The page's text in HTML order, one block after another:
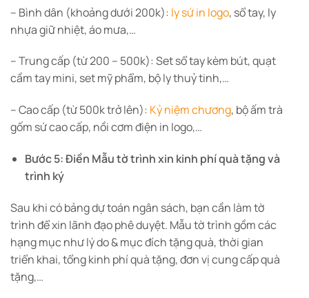
– Bình dân (khoảng dưới 200k): ly sứ in logo, sổ tay, ly
nhựa giữ nhiệt, áo mưa,…
– Trung cấp (từ 200 – 500k): Set sổ tay kèm bút, quạt
cầm tay mini, set mỹ phẩm, bộ ly thuỷ tinh,…
– Cao cấp (từ 500k trở lên): Kỷ niệm chương, bộ ấm trà
gốm sứ cao cấp, nồi cơm điện in logo,…
Bước 5: Điền Mẫu tờ trình xin kinh phí quà tặng và
trình ký
Sau khi có bảng dự toán ngân sách, bạn cần làm tờ
trình để xin lãnh đạo phê duyệt. Mẫu tờ trình gồm các
hạng mục như lý do & mục đích tặng quà, thời gian
triển khai, tổng kinh phí quà tặng, đơn vị cung cấp quà
tặng,…